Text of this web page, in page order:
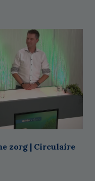
zorg | Circulaire